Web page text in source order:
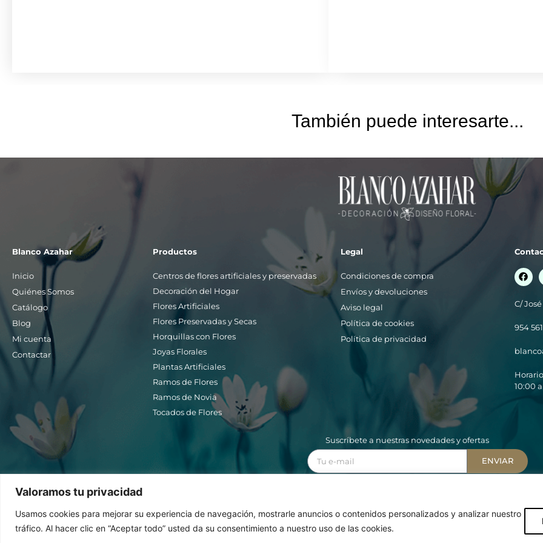
Valoramos tu privacidad
Usamos cookies para mejorar su experiencia de navegación, mostrarle anuncios o contenidos personalizados y analizar nuestro
tráfico. Al hacer clic en “Aceptar todo” usted da su consentimiento a nuestro uso de las cookies.
También puede interesarte...
Blanco Azahar
Inicio
Quiénes Somos
Catálogo
Blog
Mi cuenta
Contactar
Productos
Centros de flores artificiales y preservadas
Decoración del Hogar
Flores Artificiales
Flores Preservadas y Secas
Horquillas con Flores
Joyas Florales
Plantas Artificiales
Ramos de Flores
Ramos de Novia
Tocados de Flores
Legal
Condiciones de compra
Envíos y devoluciones
Aviso legal
Política de cookies
Política de privacidad
C/
954
10:00
Suscríbete a nuestras novedades y ofertas
ENVIAR
©2023 Blanco Azahar
Diseño Web:
Starenlared